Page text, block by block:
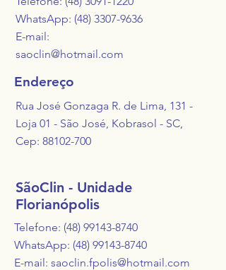
WhatsApp: (48) 3307-9636
E-mail:
saoclin@hotmail.com
Endereço
Rua José Gonzaga R. de Lima, 131 -
Loja 01 - São José, Kobrasol - SC,
Cep: 88102-700
SãoClin - Unidade
Florianópolis
Telefone: (48) 99143-8740
WhatsApp: (48) 99143-8740
E-mail: saoclin.fpolis@hotmail.com